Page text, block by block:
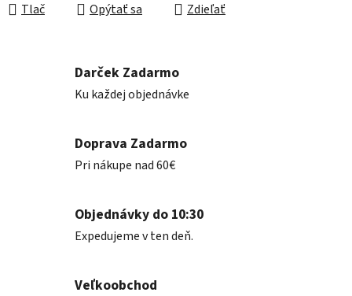
Tlač
Opýtať sa Zdieľať
Darček Zadarmo
Ku každej objednávke
Doprava Zadarmo
Pri nákupe nad 60€
Objednávky do 10:30
Expedujeme v ten deň.
Veľkoobchod